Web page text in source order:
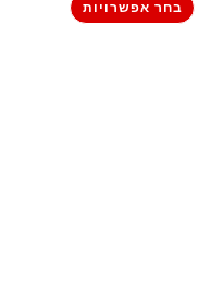
בחר אפשרויות